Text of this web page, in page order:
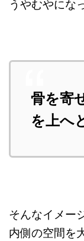
うやむやにな
骨を寄
を上へ
そんなイメー
内側の空間を